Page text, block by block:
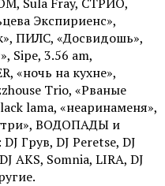
Экспириенс»,
ПИЛС, «Досвидошь»,
Sipe, 3.56 am,
«ночь на кухне»,
Trio, «Рваные
lama, «неаринаменя»,
ВОДОПАДЫ и
Грув, DJ Peretse, DJ
AKS, Somnia, LIRA, DJ